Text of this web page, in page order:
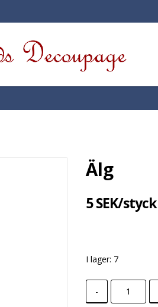
Älg
5 SEK/styck
I lager: 7
-